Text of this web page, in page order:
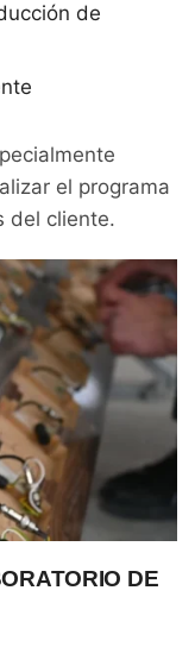
de
el programa
del cliente.
DE